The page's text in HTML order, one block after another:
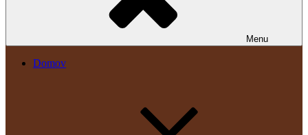
Menu
Domov